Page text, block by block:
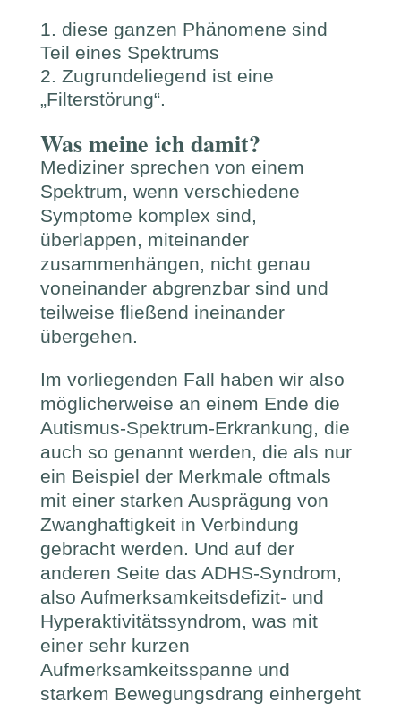
diese ganzen Phänomene sind
Teil eines Spektrums
Zugrundeliegend ist eine
„Filterstörung“.
Was meine ich damit?
Mediziner sprechen von einem
Spektrum, wenn verschiedene
Symptome komplex sind,
überlappen, miteinander
zusammenhängen, nicht genau
voneinander abgrenzbar sind und
teilweise fließend ineinander
übergehen.
Im vorliegenden Fall haben wir also
möglicherweise an einem Ende die
Autismus-Spektrum-Erkrankung, die
auch so genannt werden, die als nur
ein Beispiel der Merkmale oftmals
mit einer starken Ausprägung von
Zwanghaftigkeit in Verbindung
gebracht werden. Und auf der
anderen Seite das ADHS-Syndrom,
also Aufmerksamkeitsdefizit- und
Hyperaktivitätssyndrom, was mit
einer sehr kurzen
Aufmerksamkeitsspanne und
starkem Bewegungsdrang einhergeht